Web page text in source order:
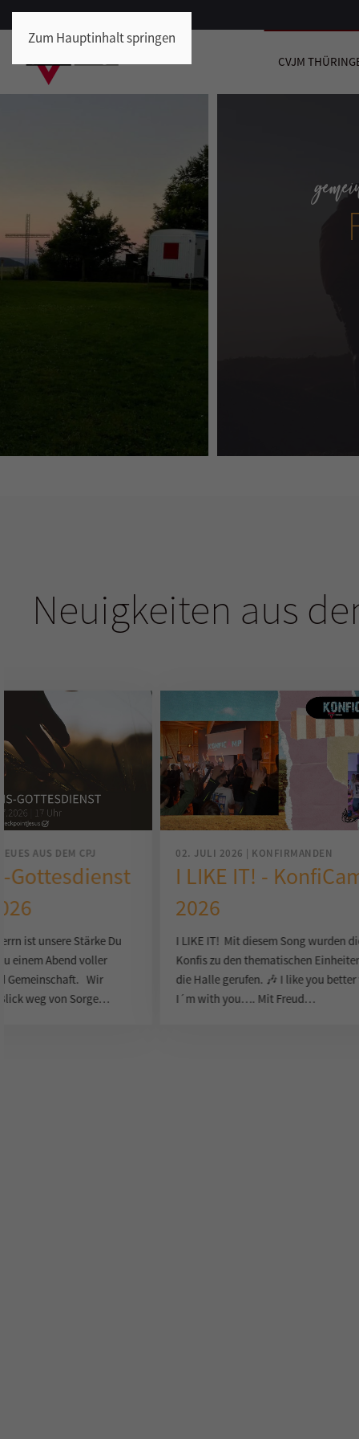
Zum Hauptinhalt springen
CVJM
Neuigkeiten aus
AUS DEM CPJ
Gottesdienst
ist unsere Stärke Du
einem Abend voller
Gemeinschaft. Wir
weg von Sorge…
02. JULI 2026 | KONFIRMANDEN
I LIKE IT! -
2026
I LIKE IT! Mit diesem Song wurden
Konfis zu den thematischen
die Halle gerufen. 🎶 I like you better
I´m with you…. Mit Freud…